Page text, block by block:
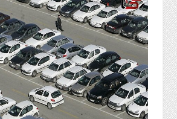
مسکن
و
شهری
گاز
و
پتروشیمی
صنعت